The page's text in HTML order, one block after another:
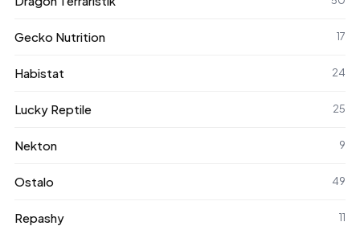
Gecko Nutrition 17
Habistat 24
Lucky Reptile 25
Nekton 9
Ostalo 49
Repashy 11